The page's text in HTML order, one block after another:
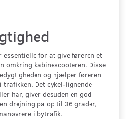
essentielle for at give føreren et
omkring kabinescooteren. Disse
og hjælper føreren
trafikken. Det cykel-lignende
har, giver desuden en god
drejning på op til 36 grader,
i bytrafik.